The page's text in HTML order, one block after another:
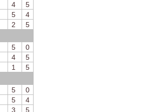
4
5
5
4
2
5
5
0
4
5
1
5
5
0
5
4
3
5